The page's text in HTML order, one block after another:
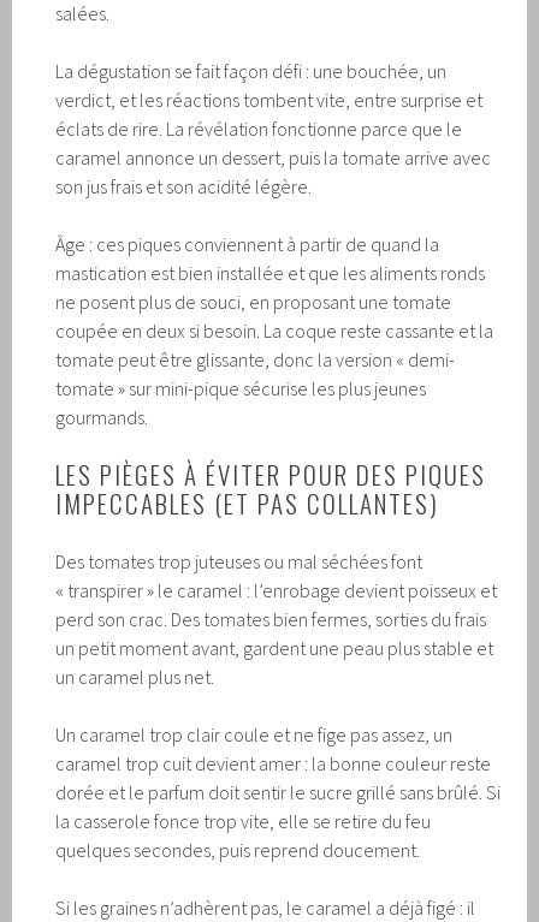
salées.
La dégustation se fait façon défi : une bouchée, un
verdict, et les réactions tombent vite, entre surprise et
éclats de rire. La révélation fonctionne parce que le
caramel annonce un dessert, puis la tomate arrive avec
son jus frais et son acidité légère.
Âge : ces piques conviennent à partir de quand la
mastication est bien installée et que les aliments ronds
ne posent plus de souci, en proposant une tomate
coupée en deux si besoin. La coque reste cassante et la
tomate peut être glissante, donc la version « demi-
tomate » sur mini-pique sécurise les plus jeunes
gourmands.
LES PIÈGES À ÉVITER POUR DES PIQUES
IMPECCABLES (ET PAS COLLANTES)
Des tomates trop juteuses ou mal séchées font
« transpirer » le caramel : l’enrobage devient poisseux et
perd son crac. Des tomates bien fermes, sorties du frais
un petit moment avant, gardent une peau plus stable et
un caramel plus net.
Un caramel trop clair coule et ne fige pas assez, un
caramel trop cuit devient amer : la bonne couleur reste
dorée et le parfum doit sentir le sucre grillé sans brûlé. Si
la casserole fonce trop vite, elle se retire du feu
quelques secondes, puis reprend doucement.
Si les graines n’adhèrent pas, le caramel a déjà figé : il